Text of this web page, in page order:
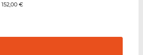
152,00 €